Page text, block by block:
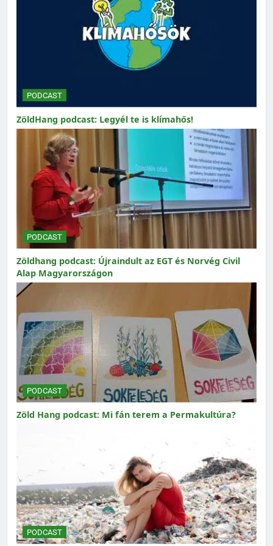
PODCAST
ZöldHang podcast: Legyél te is klímahős!
PODCAST
Zöldhang podcast: Újraindult az EGT és Norvég Civil
Alap Magyarországon
PODCAST
Zöld Hang podcast: Mi fán terem a Permakultúra?
PODCAST